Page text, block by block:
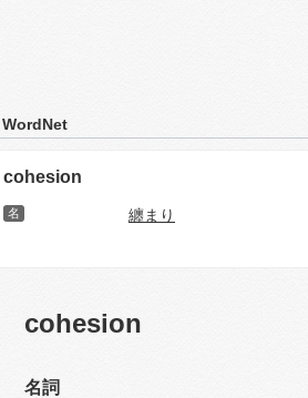
WordNet
cohesion
名 纏まり
cohesion
名詞